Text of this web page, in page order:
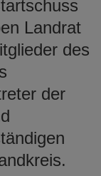
Landrat
des
der